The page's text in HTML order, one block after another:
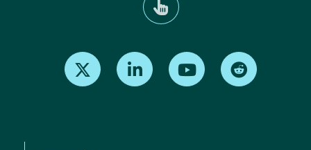
Find us on X Find us on LinkedInFind us on Youtube